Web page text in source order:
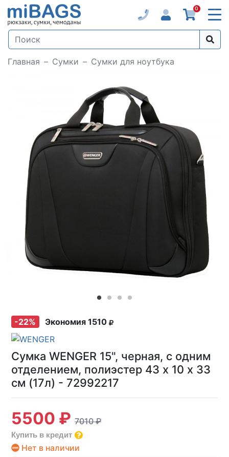
0
Главная Сумки Сумки для ноутбука
-22% Экономия 1510
Сумка WENGER 15", черная, с одним
отделением, полиэстер 43 х 10 x 33
см (17л) - 72992217
5500 ₽ 7010 ₽
Купить в кредит
Нет в наличии